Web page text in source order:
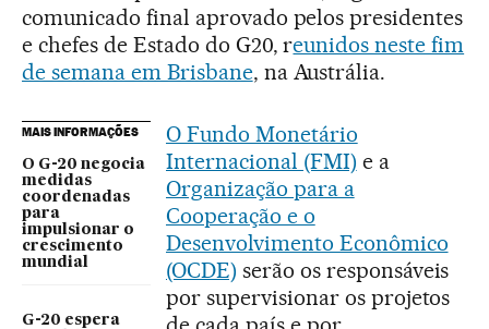
comunicado final aprovado pelos presidentes
e chefes de Estado do G20, reunidos neste fim
de semana em Brisbane, na Austrália.
MAIS INFORMAÇÕES
O G-20 negocia
medidas
coordenadas
para
impulsionar o
crescimento
mundial
G-20 espera
O Fundo Monetário
Internacional (FMI) e a
Organização para a
Cooperação e o
Desenvolvimento Econômico
(OCDE) serão os responsáveis
por supervisionar os projetos